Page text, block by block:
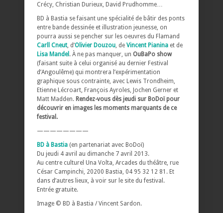
Crécy, Christian Durieux, David Prudhomme…
BD à Bastia se faisant une spécialité de bâtir des ponts
entre bande dessinée et illustration jeunesse, on
pourra aussi se pencher sur les oeuvres du Flamand
Carll Cneut , d’Olivier Douzou , de Vincent Pianina et de
Lisa Mandel . À ne pas manquer, un OuBaPo show
(faisant suite à celui organisé au dernier Festival
d’Angoulême) qui montrera l’expérimentation
graphique sous contrainte, avec Lewis Trondheim,
Etienne Lécroart, François Ayroles, Jochen Gerner et
Matt Madden. Rendez-vous dès jeudi sur BoDoï pour
découvrir en images les moments marquants de ce
festival.
————————
BD à Bastia (en partenariat avec BoDoï)
Du jeudi 4 avril au dimanche 7 avril 2013.
Au centre culturel Una Volta, Arcades du théâtre, rue
César Campinchi, 20200 Bastia, 04 95 32 12 81. Et
dans d’autres lieux, à voir sur le site du festival.
Entrée gratuite.
Image © BD à Bastia / Vincent Sardon.